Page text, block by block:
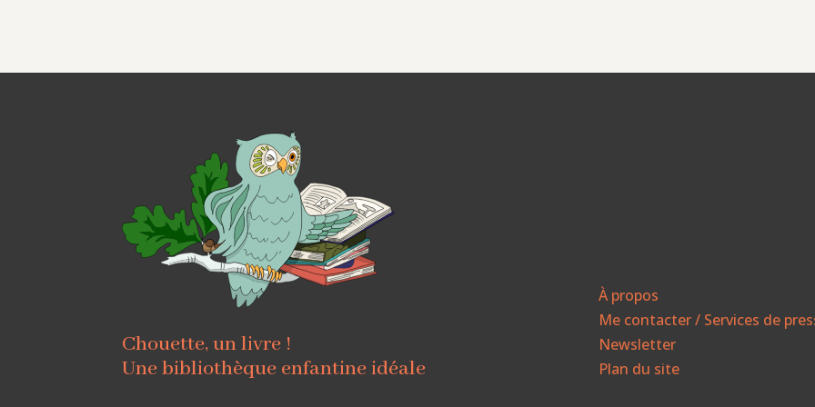
Chouette, un livre !
Une bibliothèque enfantine idéale
À propos
Me contacter / Services de
Newsletter
Plan du site